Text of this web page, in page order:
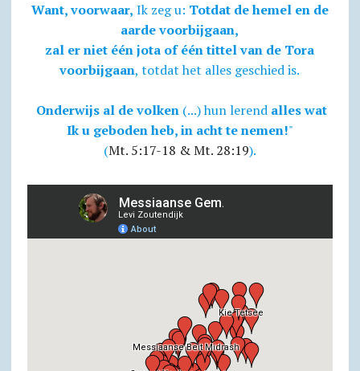
Want, voorwaar, Ik zeg u: Totdat de hemel en de
aarde voorbijgaan,
zal er niet één jota of één tittel van de Tora
voorbijgaan, totdat het alles geschied is.
Onderwijs al de volken(...) hun lerend alles wat
Ik u geboden heb, in acht te nemen!"
(Mt. 5:17-18 & Mt. 28:19).